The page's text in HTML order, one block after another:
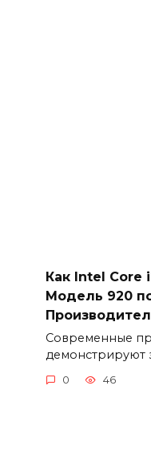
Как Intel Core
Модель 920
Современные
демонстрируют
0 46